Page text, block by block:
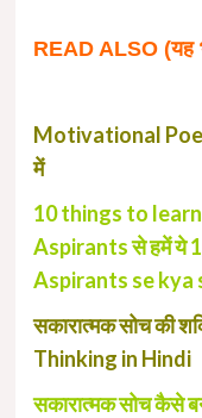
READ ALSO (यह
Motivational Poem
में
10 things to
Aspirants से हमें ये
Aspirants se kya
सकारात्मक सोच की
Thinking in Hindi
सकारात्मक सोच कैसे